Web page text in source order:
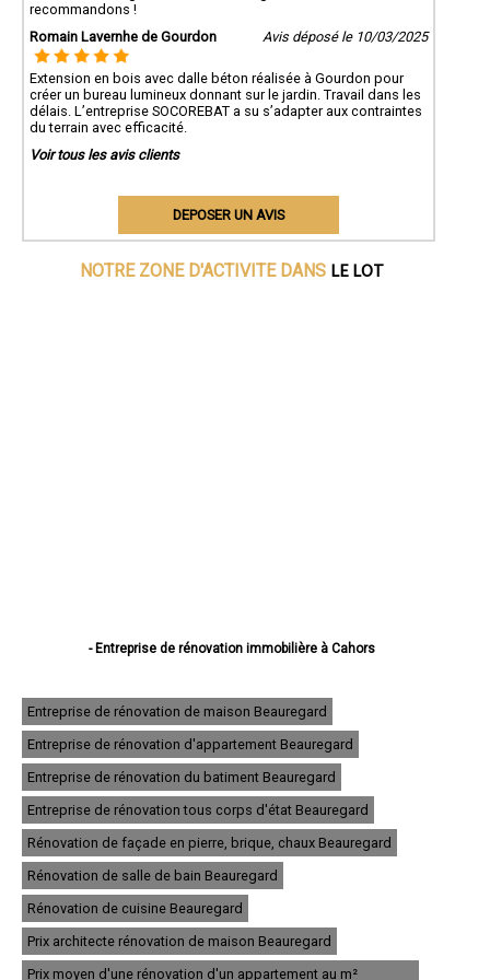
recommandons !
Romain Lavernhe de Gourdon
Avis déposé le 10/03/2025
Extension en bois avec dalle béton réalisée à Gourdon pour
créer un bureau lumineux donnant sur le jardin. Travail dans les
délais. L’entreprise SOCOREBAT a su s’adapter aux contraintes
du terrain avec efficacité.
Voir tous les avis clients
DEPOSER UN AVIS
NOTRE ZONE D'ACTIVITE DANS LE LOT
- Entreprise de rénovation immobilière à Cahors
- Entreprise de rénovation immobilière à Souillac
- Entreprise de rénovation immobilière à Saint-Céré
- Entreprise de rénovation immobilière à Gramat
- Entreprise de rénovation immobilière à Pradines
- Entreprise de rénovation immobilière à Prayssac
- Entreprise de rénovation immobilière à Puy-l'Évêque
- Entreprise de rénovation immobilière à Castelnau-Montratier
- Entreprise de rénovation immobilière à Biars-sur-Cère
- Entreprise de rénovation immobilière à Luzech
- Entreprise de rénovation immobilière à Bagnac-sur-Célé
- Entreprise de rénovation immobilière à Martel
- Entreprise de rénovation immobilière à Lalbenque
- Entreprise de rénovation immobilière à Le Vigan
- Entreprise de rénovation immobilière à Bretenoux
Entreprise de rénovation de maison Beauregard
Entreprise de rénovation d'appartement Beauregard
Entreprise de rénovation du batiment Beauregard
Entreprise de rénovation tous corps d'état Beauregard
Rénovation de façade en pierre, brique, chaux Beauregard
Rénovation de salle de bain Beauregard
Rénovation de cuisine Beauregard
Prix architecte rénovation de maison Beauregard
Prix moyen d'une rénovation d'un appartement au m²